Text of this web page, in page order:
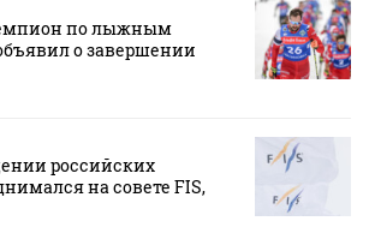
по лыжным
о завершении
российских
на совете FIS,